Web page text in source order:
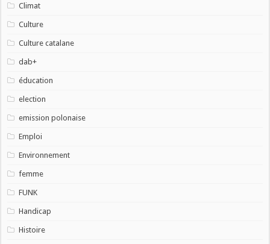
Climat
Culture
Culture catalane
dab+
éducation
election
emission polonaise
Emploi
Environnement
femme
FUNK
Handicap
Histoire